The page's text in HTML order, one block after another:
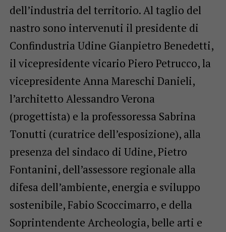
dell’industria del territorio. Al taglio del
nastro sono intervenuti il presidente di
Confindustria Udine Gianpietro Benedetti,
il vicepresidente vicario Piero Petrucco, la
vicepresidente Anna Mareschi Danieli,
l’architetto Alessandro Verona
(progettista) e la professoressa Sabrina
Tonutti (curatrice dell’esposizione), alla
presenza del sindaco di Udine, Pietro
Fontanini, dell’assessore regionale alla
difesa dell’ambiente, energia e sviluppo
sostenibile, Fabio Scoccimarro, e della
Soprintendente Archeologia, belle arti e